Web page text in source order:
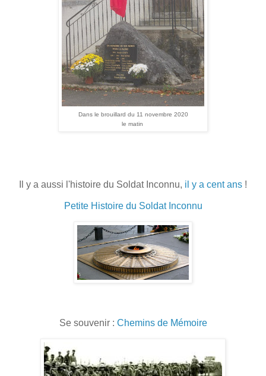
Dans le brouillard du 11 novembre 2020
le matin
Il y a aussi l'histoire du Soldat Inconnu, il y a cent ans !
Petite Histoire du Soldat Inconnu
Se souvenir : Chemins de Mémoire